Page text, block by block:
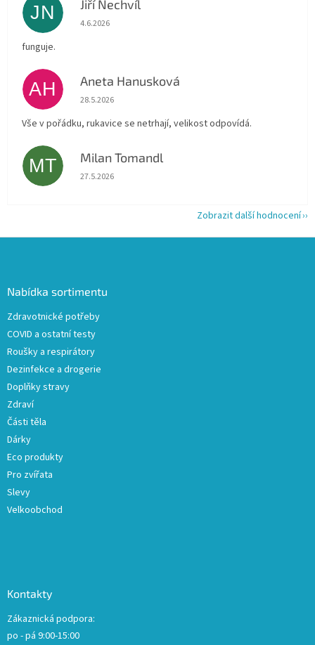
JN Jiří Nechvíl
Hodnocení obchodu je 5 z 5 hvězdiček.
4.6.2026
funguje.
AH Aneta Hanusková
Hodnocení obchodu je 5 z 5 hvězdiček.
28.5.2026
Vše v pořádku, rukavice se netrhají, velikost odpovídá.
MT Milan Tomandl
Hodnocení obchodu je 5 z 5 hvězdiček.
27.5.2026
Zobrazit další hodnocení
Nabídka sortimentu
Zdravotnické potřeby
COVID a ostatní testy
Roušky a respirátory
Dezinfekce a drogerie
Doplňky stravy
Zdraví
Části těla
Dárky
Eco produkty
Pro zvířata
Slevy
Velkoobchod
Kontakty
Zákaznická podpora:
po - pá 9:00-15:00